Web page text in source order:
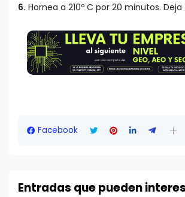
6. Hornea a 210º C por 20 minutos.
Facebook
Entradas que pueden